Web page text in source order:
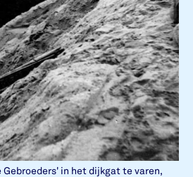
Gebroeders' in het dijkgat te varen,